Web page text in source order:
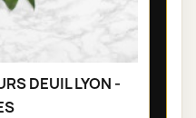
DEUIL LYON -